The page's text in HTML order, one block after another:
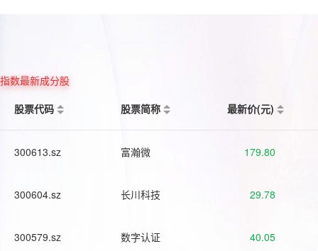
指数最新成分股
股票代码
股票简称 最新价(元)
300613.sz 富瀚微 179.80
300604.sz 长川科技 29.78
300579.sz 数字认证 40.05